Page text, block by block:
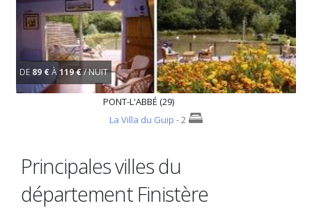
DE 89 €À119 €/ NUIT
PONT-L'ABBÉ (29)
La Villa du Guip - 2
Principales villes du
département Finistère